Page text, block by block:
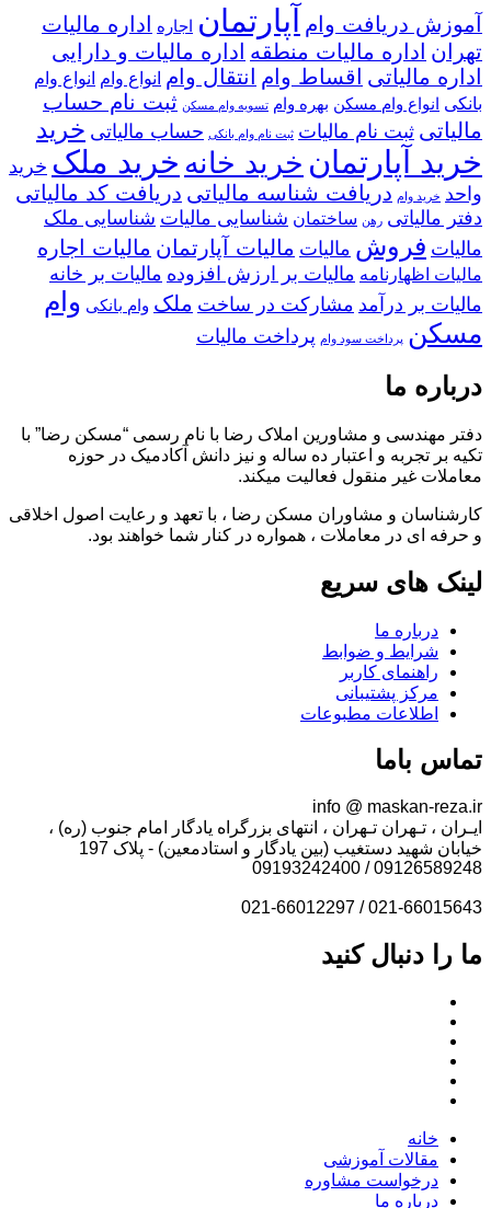
آموزش دریافت وام آپارتمان اجاره
اداره مالیات
تهران اداره مالیات منطقه اداره مالیات و دارایی
اداره مالیاتی اقساط وام انتقال وام انواع وام انواع وام
بانکی
انواع وام مسکن بهره وام تسویه وام مسکن ثبت نام حساب
مالیاتی ثبت نام مالیات ثبت نام وام بانکی حساب مالیاتی خرید
خرید آپارتمان خرید خانه خرید ملک خرید
واحد خرید وام دریافت شناسه مالیاتی دریافت کد مالیاتی
دفتر مالیاتی رهن ساختمان شناسایی مالیات شناسایی ملک
مالیات فروش مالیات مالیات آپارتمان مالیات اجاره
مالیات اظهارنامه مالیات بر ارزش افزوده مالیات بر خانه
مالیات بر درآمد مشارکت در ساخت ملک وام بانکی وام
مسکن پرداخت سود وام پرداخت مالیات
درباره ما
دفتر مهندسی و مشاورین املاک رضا با نام رسمی “مسکن رضا” با
تکیه بر تجربه و اعتبار ده ساله و نیز دانش آکادمیک در حوزه
معاملات غیر منقول فعالیت میکند.
کارشناسان و مشاوران مسکن رضا ، با تعهد و رعایت اصول اخلاقی
و حرفه ای در معاملات ، همواره در کنار شما خواهند بود.
لینک های سریع
درباره ما
شرایط و ضوابط
راهنمای کاربر
مرکز پشتیبانی
اطلاعات مطبوعات
تماس باما
info @ maskan-reza.ir
ایـران ، تـهران تـهران ، انتهای بزرگراه یادگار امام جنوب (ره) ،
خیابان شهید دستغیب (بین یادگار و استادمعین) - پلاک 197
09126589248 / 09193242400
021-66015643 / 021-66012297
ما را دنبال کنید
خانه
مقالات آموزشی
درخواست مشاوره
درباره ما